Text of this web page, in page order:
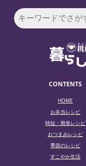
CONTENTS
HOME
お弁当レシピ
時短・簡単レシピ
おつまみレシピ
季節のレシピ
すこやか生活